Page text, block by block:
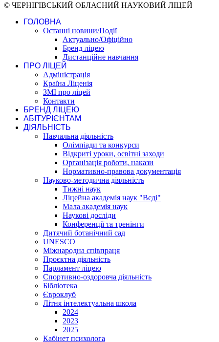
© ЧЕРНІГІВСЬКИЙ ОБЛАСНИЙ НАУКОВИЙ ЛІЦЕЙ
ГОЛОВНА
Останні новини/Події
Актуально/Офіційно
Бренд ліцею
Дистанційне навчання
ПРО ЛІЦЕЙ
Адміністрація
Країна Ліценія
ЗМІ про ліцей
Контакти
БРЕНД ЛІЦЕЮ
АБІТУРІЄНТАМ
ДІЯЛЬНІСТЬ
Навчальна діяльність
Олімпіади та конкурси
Відкриті уроки, освітні заходи
Організація роботи, накази
Нормативно-правова документація
Науково-методична діяльність
Тижні наук
Ліцейна академія наук "Вєді"
Мала академія наук
Наукові досліди
Конференції та тренінги
Дитячий ботанічний сад
UNESCO
Міжнародна співпраця
Проєктна діяльність
Парламент ліцею
Спортивно-оздоровча діяльність
Бібліотека
Євроклуб
Літня інтелектуальна школа
2024
2023
2025
Кабінет психолога